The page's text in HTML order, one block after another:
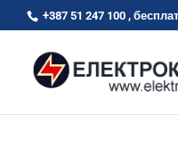
+387 51 247 100 ,